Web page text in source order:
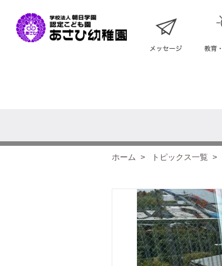
ホーム トピックス一覧